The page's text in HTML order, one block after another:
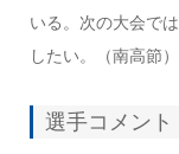
いる。次の大会で
したい。（南高節）
選手コメント